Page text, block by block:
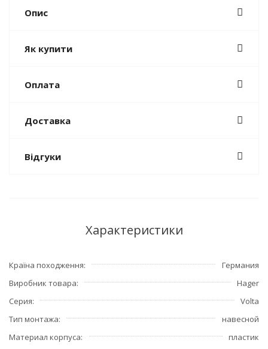
Опис
Як купити
Оплата
Доставка
Відгуки
Характеристики
Країна походження
Германия
Виробник товара
Hager
Серия
Volta
Тип монтажа
навесной
Материал корпуса
пластик